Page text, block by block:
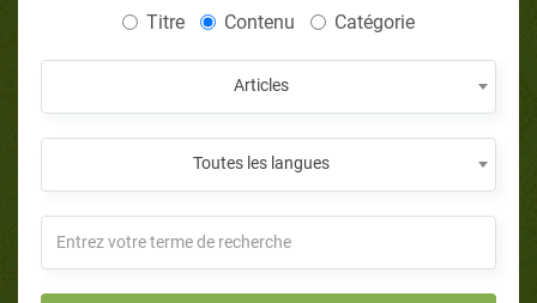
Titre Contenu Catégorie
Articles
Toutes les langues